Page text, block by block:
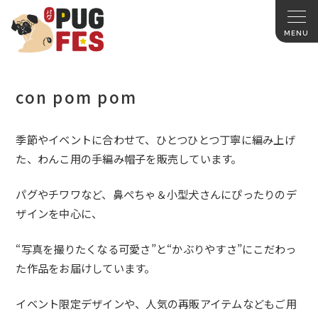
con pom pom
季節やイベントに合わせて、ひとつひとつ丁寧に編み上げ
た、 わんこ用の手編み帽子を販売しています。
パグやチワワなど、鼻ぺちゃ＆小型犬さんにぴったりのデ
ザインを中心に、
“写真を撮りたくなる可愛さ”と“かぶりやすさ”にこだわっ
た作品をお届けしています。
イベント限定デザインや、 人気の再販アイテムなどもご用